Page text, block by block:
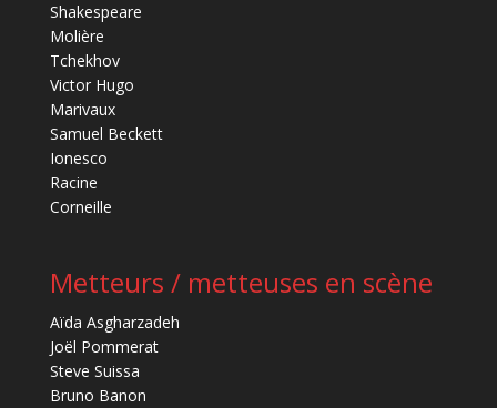
Shakespeare
Molière
Tchekhov
Victor Hugo
Marivaux
Samuel Beckett
Ionesco
Racine
Corneille
Metteurs / metteuses en scène
Aïda Asgharzadeh
Joël Pommerat
Steve Suissa
Bruno Banon